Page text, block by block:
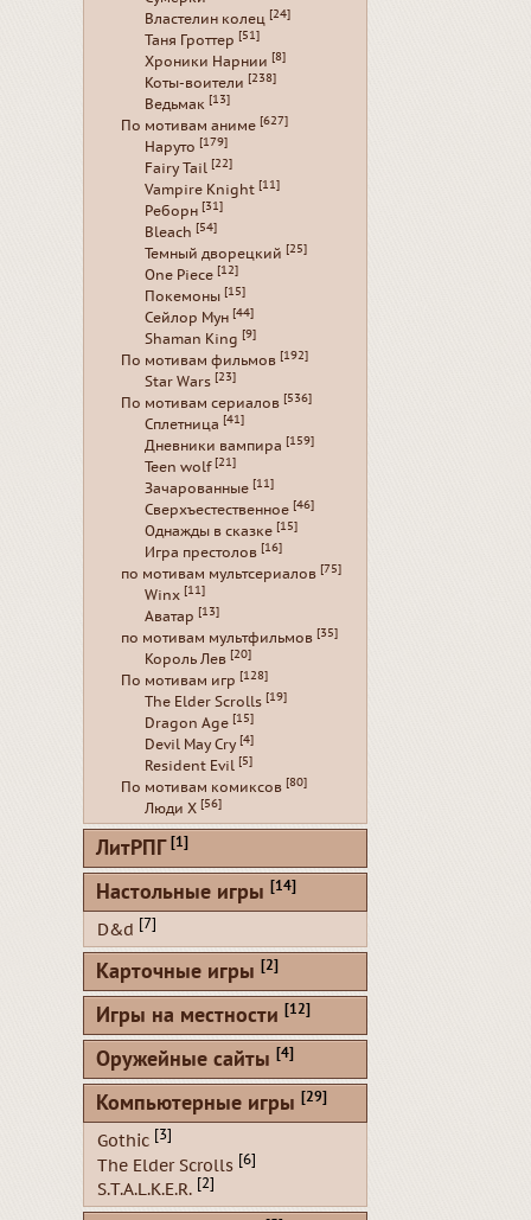
Властелин колец [24]
Таня Гроттер [51]
Хроники Нарнии [8]
Коты-воители [238]
Ведьмак [13]
По мотивам аниме [627]
Наруто [179]
Fairy Tail [22]
Vampire Knight [11]
Реборн [31]
Bleach [54]
Темный дворецкий [25]
One Piece [12]
Покемоны [15]
Сейлор Мун [44]
Shaman King [9]
По мотивам фильмов [192]
Star Wars [23]
По мотивам сериалов [536]
Сплетница [41]
Дневники вампира [159]
Teen wolf [21]
Зачарованные [11]
Сверхъестественное [46]
Однажды в сказке [15]
Игра престолов [16]
по мотивам мультсериалов [75]
Winx [11]
Аватар [13]
по мотивам мультфильмов [35]
Король Лев [20]
По мотивам игр [128]
The Elder Scrolls [19]
Dragon Age [15]
Devil May Cry [4]
Resident Evil [5]
По мотивам комиксов [80]
Люди Х [56]
ЛитРПГ [1]
Настольные игры [14]
D&d [7]
Карточные игры [2]
Игры на местности [12]
Оружейные сайты [4]
Компьютерные игры [29]
Gothic [3]
The Elder Scrolls [6]
S.T.A.L.K.E.R. [2]